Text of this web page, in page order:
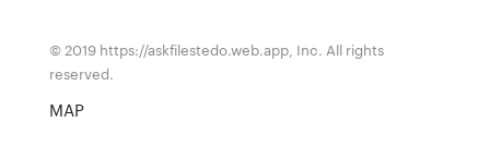
© 2019 https://askfilestedo.web.app, Inc. All rights
reserved.
MAP